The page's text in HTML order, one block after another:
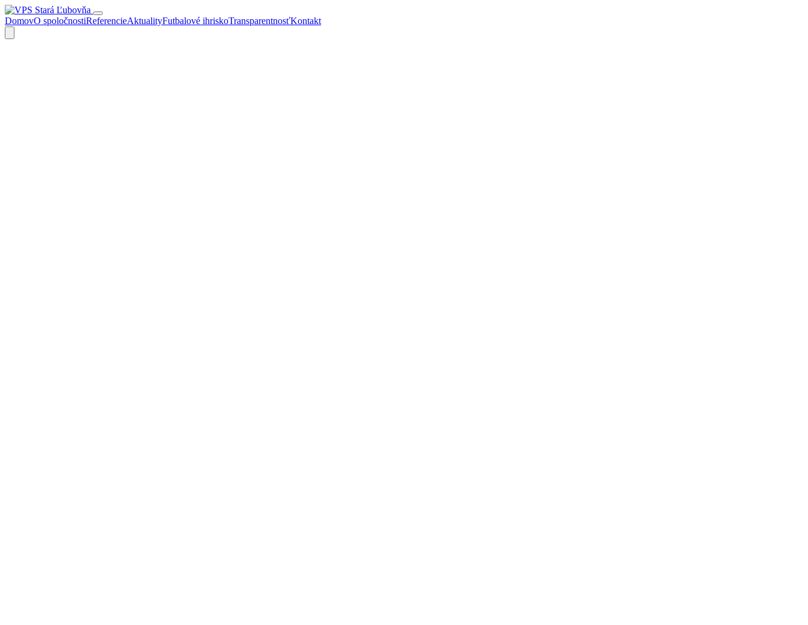
DomovO spoločnostiReferencieAktualityFutbalové ihriskoTransparentnosťKontakt